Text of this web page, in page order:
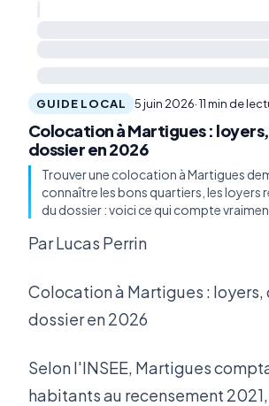
GUIDE LOCAL 5 juin 2026· 11 min de
Colocation à Martigues :
dossier en 2026
Trouver une colocation à Martigues
connaître les bons quartiers, les loyers
du dossier : voici ce qui compte
Par Lucas Perrin
Colocation à Martigues : loyers,
dossier en 2026
Selon l'INSEE, Martigues
habitants au recensement